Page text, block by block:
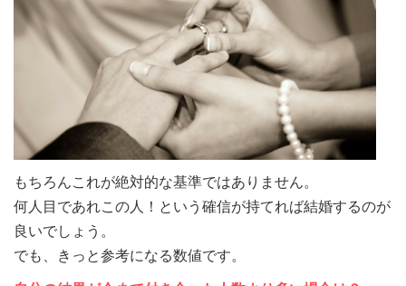
もちろんこれが絶対的な基準ではありません。
何人目であれこの人！という確信が持てれば結婚するのが
良いでしょう。
でも、きっと参考になる数値です。